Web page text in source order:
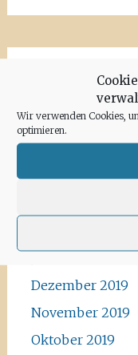
Wir verwenden Cookies,
optimieren.
Juni 2020
April 2020
Dezember 2019
November 2019
Oktober 2019